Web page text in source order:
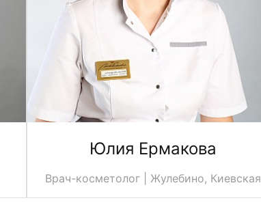
Юлия Ермакова
Врач-косметолог | Жулебино, Киевская